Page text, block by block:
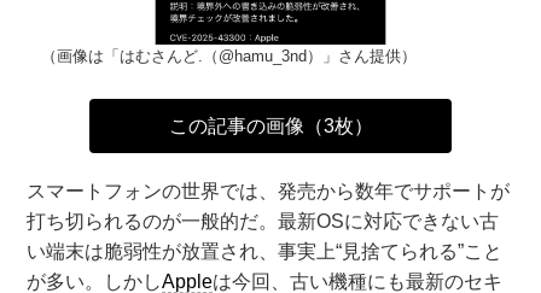
（画像は「はむさんど.（@hamu_3nd）」さん提供）
この記事の画像（3枚）
スマートフォンの世界では、発売から数年でサポートが
打ち切られるのが一般的だ。最新OSに対応できない古
い端末は脆弱性が放置され、事実上“見捨てられる”こと
が多い。しかしAppleは今回、古い機種にも最新のセキ